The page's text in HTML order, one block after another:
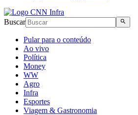
Buscar
Pular para o conteúdo
Ao vivo
Política
Money
WW
Agro
Infra
Esportes
Viagem & Gastronomia